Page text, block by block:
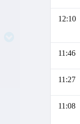
12:10
11:46
11:27
11:08